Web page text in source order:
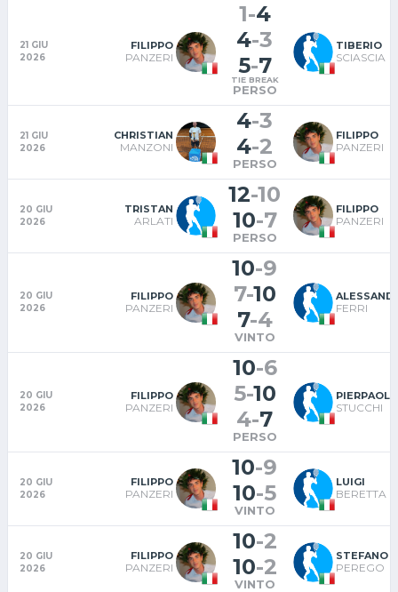
21 GIU
2026
FILIPPO
PANZERI
1-4
4-3
5-7
TIE BREAK
PERSO
TIBERIO
SCIASCIA
21 GIU
2026
CHRISTIAN
MANZONI
4-3
4-2
PERSO
FILIPPO
PANZERI
20 GIU
2026
TRISTAN
ARLATI
12-10
10-7
PERSO
FILIPPO
PANZERI
20 GIU
2026
FILIPPO
PANZERI
10-9
7-10
7-4
VINTO
FERRI
20 GIU
2026
FILIPPO
PANZERI
10-6
5-10
4-7
PERSO
PIERPAOLO
STUCCHI
20 GIU
2026
FILIPPO
PANZERI
10-9
10-5
VINTO
LUIGI
BERETTA
20 GIU
2026
FILIPPO
PANZERI
10-2
10-2
VINTO
STEFANO
PEREGO